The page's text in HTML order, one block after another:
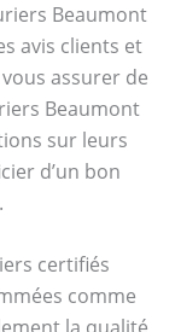
Beaumont
avis clients et
assurer de
Beaumont
sur leurs
d’un bon
certifiés
comme